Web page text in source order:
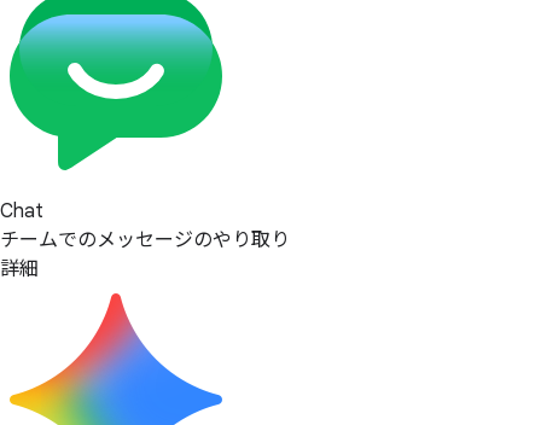
Chat
チームでのメッセージのやり取り
詳細